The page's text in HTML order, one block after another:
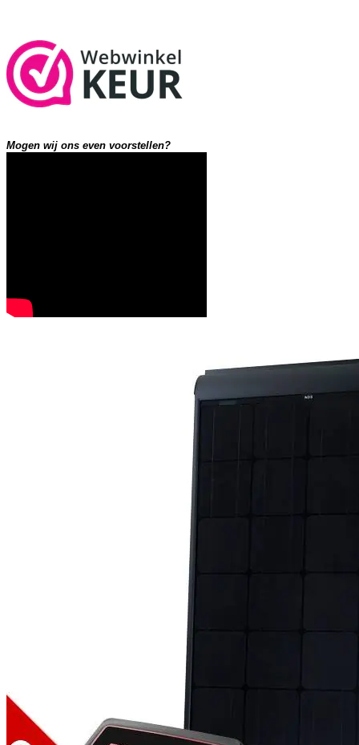
Mogen wij ons even voorstellen?